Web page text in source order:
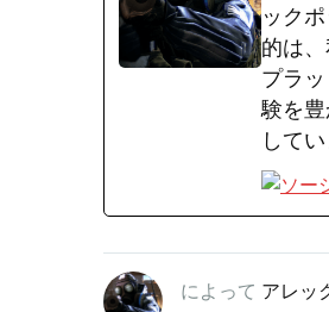
ック
的は
プラ
験を
して
によって アレッ